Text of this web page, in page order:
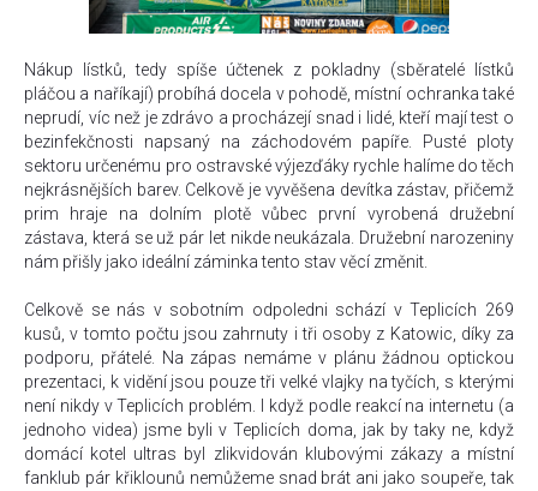
Nákup lístků, tedy spíše účtenek z pokladny (sběratelé lístků
pláčou a naříkají) probíhá docela v pohodě, místní ochranka také
neprudí, víc než je zdrávo a procházejí snad i lidé, kteří mají test o
bezinfekčnosti napsaný na záchodovém papíře. Pusté ploty
sektoru určenému pro ostravské výjezďáky rychle halíme do těch
nejkrásnějších barev. Celkově je vyvěšena devítka zástav, přičemž
prim hraje na dolním plotě vůbec první vyrobená družební
zástava, která se už pár let nikde neukázala. Družební narozeniny
nám přišly jako ideální záminka tento stav věcí změnit.
Celkově se nás v sobotním odpoledni schází v Teplicích 269
kusů, v tomto počtu jsou zahrnuty i tři osoby z Katowic, díky za
podporu, přátelé. Na zápas nemáme v plánu žádnou optickou
prezentaci, k vidění jsou pouze tři velké vlajky na tyčích, s kterými
není nikdy v Teplicích problém. I když podle reakcí na internetu (a
jednoho videa) jsme byli v Teplicích doma, jak by taky ne, když
domácí kotel ultras byl zlikvidován klubovými zákazy a místní
fanklub pár křiklounů nemůžeme snad brát ani jako soupeře, tak